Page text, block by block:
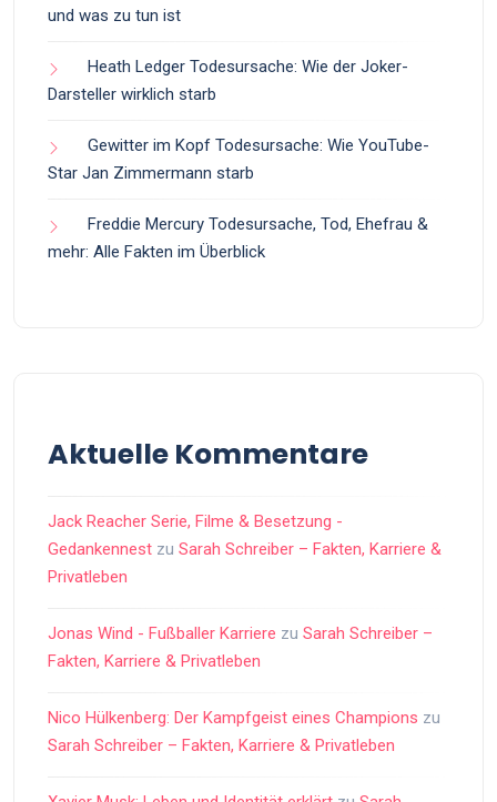
und was zu tun ist
Heath Ledger Todesursache: Wie der Joker-
Darsteller wirklich starb
Gewitter im Kopf Todesursache: Wie YouTube-
Star Jan Zimmermann starb
Freddie Mercury Todesursache, Tod, Ehefrau &
mehr: Alle Fakten im Überblick
Aktuelle Kommentare
Jack Reacher Serie, Filme & Besetzung -
Gedankennest zu Sarah Schreiber – Fakten, Karriere &
Privatleben
Jonas Wind - Fußballer Karriere zu Sarah Schreiber –
Fakten, Karriere & Privatleben
Nico Hülkenberg: Der Kampfgeist eines Champions zu
Sarah Schreiber – Fakten, Karriere & Privatleben